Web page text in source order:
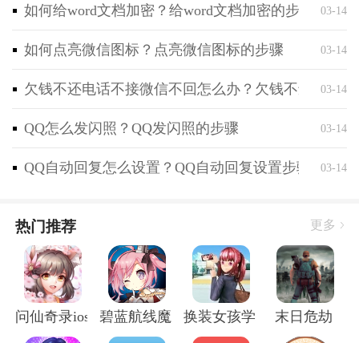
如何给word文档加密？给word文档加密的步骤 03-14
如何点亮微信图标？点亮微信图标的步骤 03-14
欠钱不还电话不接微信不回怎么办？欠钱不还电话
03-14
QQ怎么发闪照？QQ发闪照的步骤 03-14
QQ自动回复怎么设置？QQ自动回复设置步骤 03-14
热门推荐 更多
问仙奇录ios版碧蓝航线魔改r18全套补丁破解版
换装女孩学校 末日危劫